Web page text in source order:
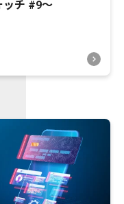
ッチ #9〜